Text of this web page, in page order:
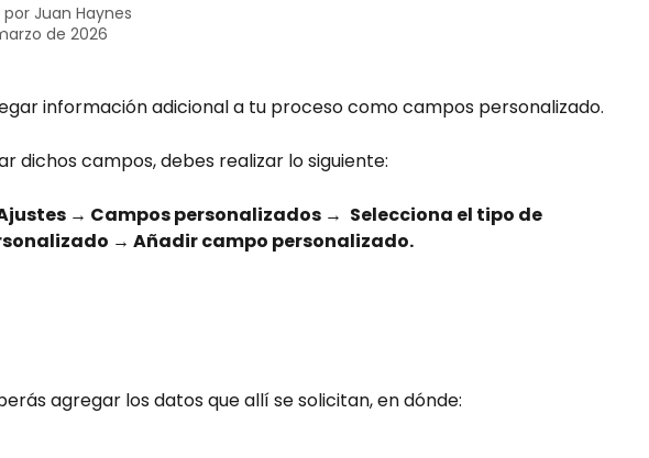
por Juan Haynes
de 2026
información adicional a tu proceso como campos personalizado.
dichos campos, debes realizar lo siguiente:
→ Campos personalizados → Selecciona el tipo de
→ Añadir campo personalizado.
agregar los datos que allí se solicitan, en dónde: